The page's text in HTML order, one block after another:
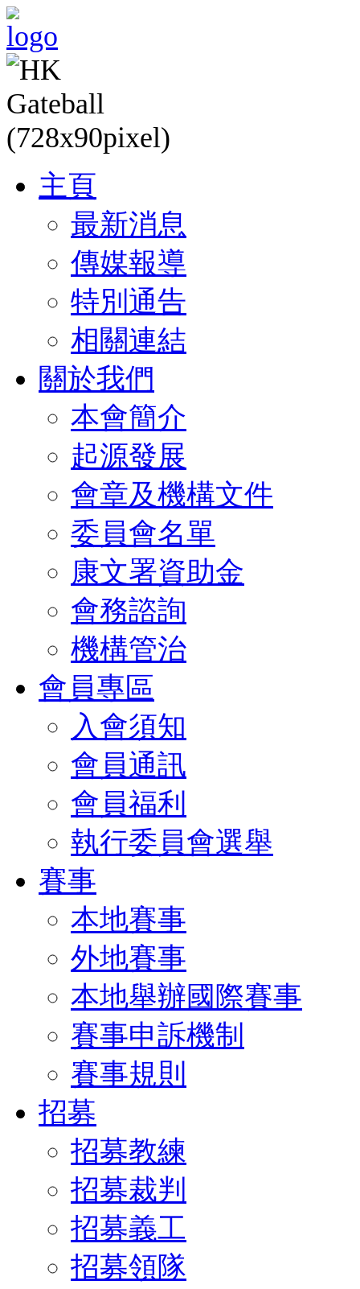
主頁
最新消息
傳媒報導
特別通告
相關連結
關於我們
本會簡介
起源發展
會章及機構文件
委員會名單
康文署資助金
會務諮詢
機構管治
會員專區
入會須知
會員通訊
會員福利
執行委員會選舉
賽事
本地賽事
外地賽事
本地舉辦國際賽事
賽事申訴機制
賽事規則
招募
招募教練
招募裁判
招募義工
招募領隊